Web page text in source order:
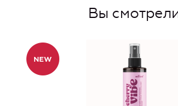
Вы